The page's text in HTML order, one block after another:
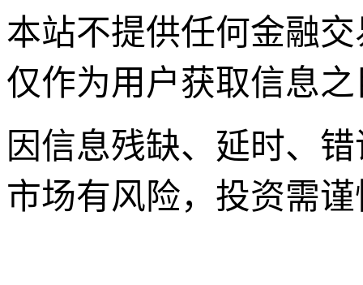
本站不提供任何金融
仅作为用户获取信息
因信息残缺、延时、
市场有风险，投资需